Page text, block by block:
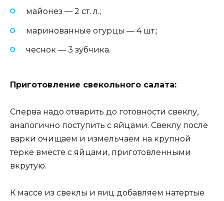
майонез — 2 ст. л.;
маринованные огурцы — 4 шт.;
чеснок — 3 зубчика.
Приготовление свекольного салата:
Сперва надо отварить до готовности свеклу,
аналогично поступить с яйцами. Свеклу после
варки очищаем и измельчаем на крупной
терке вместе с яйцами, приготовленными
вкрутую.
К массе из свеклы и яиц добавляем натертые